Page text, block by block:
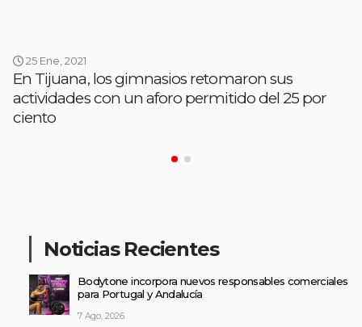
25 Ene, 2021
En Tijuana, los gimnasios retomaron sus
actividades con un aforo permitido del 25 por
ciento
Noticias Recientes
Bodytone incorpora nuevos responsables comerciales
para Portugal y Andalucía
7 Ago, 2026